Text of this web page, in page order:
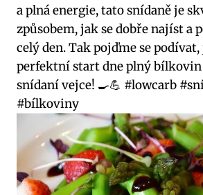
a plná energie, tato snídaně je
způsobem, jak se dobře najíst a
celý den. Tak pojďme se
perfektní start dne plný bílkovin
snídaní vejce! 🍳💪 #lowcarb
#bílkoviny